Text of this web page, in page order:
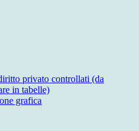
privato controllati (da
in tabelle)
grafica